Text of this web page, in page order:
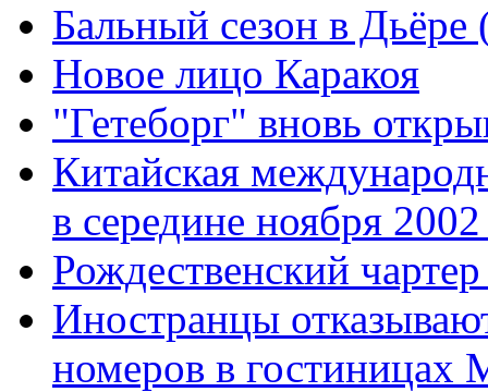
Бальный сезон в Дьёре
Новое лицо Каракоя
"Гетеборг" вновь
Китайская
в середине ноября 2002
Рождественский
Иностранцы
номеров в гостиницах